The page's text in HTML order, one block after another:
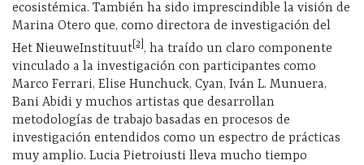
ecosistémica. También ha sido imprescindible la visión de
Marina Otero que, como directora de investigación del
Het NieuweInstituut[2] , ha traído un claro componente
vinculado a la investigación con participantes como
Marco Ferrari, Elise Hunchuck, Cyan, Iván L. Munuera,
Bani Abidi y muchos artistas que desarrollan
metodologías de trabajo basadas en procesos de
investigación entendidos como un espectro de prácticas
muy amplio. Lucia Pietroiusti lleva mucho tiempo